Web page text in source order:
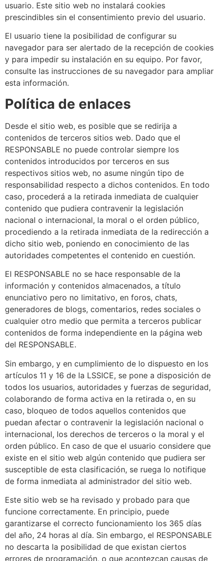
usuario. Este sitio web no instalará cookies
prescindibles sin el consentimiento previo del usuario.
El usuario tiene la posibilidad de configurar su
navegador para ser alertado de la recepción de cookies
y para impedir su instalación en su equipo. Por favor,
consulte las instrucciones de su navegador para ampliar
esta información.
Política de enlaces
Desde el sitio web, es posible que se redirija a
contenidos de terceros sitios web. Dado que el
RESPONSABLE no puede controlar siempre los
contenidos introducidos por terceros en sus
respectivos sitios web, no asume ningún tipo de
responsabilidad respecto a dichos contenidos. En todo
caso, procederá a la retirada inmediata de cualquier
contenido que pudiera contravenir la legislación
nacional o internacional, la moral o el orden público,
procediendo a la retirada inmediata de la redirección a
dicho sitio web, poniendo en conocimiento de las
autoridades competentes el contenido en cuestión.
El RESPONSABLE no se hace responsable de la
información y contenidos almacenados, a título
enunciativo pero no limitativo, en foros, chats,
generadores de blogs, comentarios, redes sociales o
cualquier otro medio que permita a terceros publicar
contenidos de forma independiente en la página web
del RESPONSABLE.
Sin embargo, y en cumplimiento de lo dispuesto en los
artículos 11 y 16 de la LSSICE, se pone a disposición de
todos los usuarios, autoridades y fuerzas de seguridad,
colaborando de forma activa en la retirada o, en su
caso, bloqueo de todos aquellos contenidos que
puedan afectar o contravenir la legislación nacional o
internacional, los derechos de terceros o la moral y el
orden público. En caso de que el usuario considere que
existe en el sitio web algún contenido que pudiera ser
susceptible de esta clasificación, se ruega lo notifique
de forma inmediata al administrador del sitio web.
Este sitio web se ha revisado y probado para que
funcione correctamente. En principio, puede
garantizarse el correcto funcionamiento los 365 días
del año, 24 horas al día. Sin embargo, el RESPONSABLE
no descarta la posibilidad de que existan ciertos
errores de programación, o que acontezcan causas de